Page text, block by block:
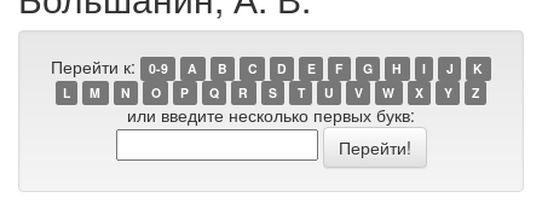
Перейти к: 0-9 A B C D E F G H I J
K
L
M N O P Q R S T U V W X Y Z
или введите несколько первых букв: